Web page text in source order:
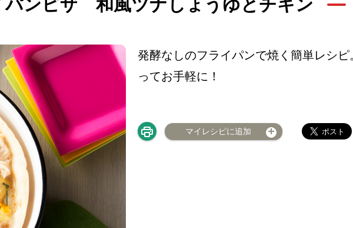
パンピザ 和風ツナしょうゆとチキン
発酵なしのフライパンで焼く簡単レシ
ってお手軽に！
マイレシピに追加